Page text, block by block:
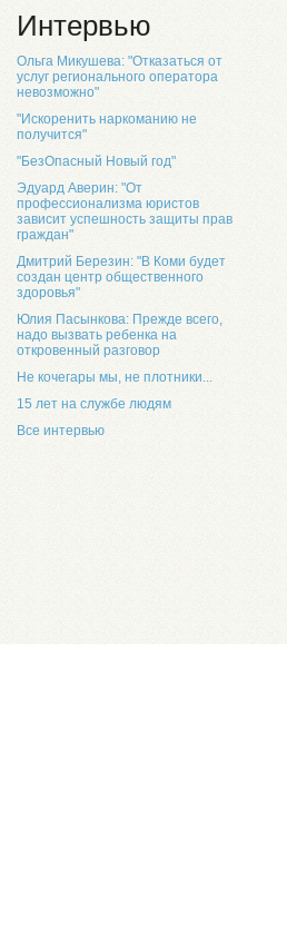
Интервью
Ольга Микушева: "Отказаться от
услуг регионального оператора
невозможно"
"Искоренить наркоманию не
получится"
"БезОпасный Новый год"
Эдуард Аверин: "От
профессионализма юристов
зависит успешность защиты прав
граждан"
Дмитрий Березин: "В Коми будет
создан центр общественного
здоровья"
Юлия Пасынкова: Прежде всего,
надо вызвать ребенка на
откровенный разговор
Не кочегары мы, не плотники...
15 лет на службе людям
Все интервью